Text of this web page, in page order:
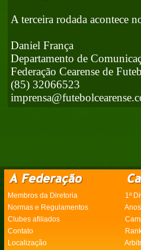
A terceira rodada acontece
Daniel França
Departamento de
Federação Cearense de
(85) 32066523
Membros da Diretoria 1ª
Normas e Regulamentos
Clubes afiliados
Contato
Localização